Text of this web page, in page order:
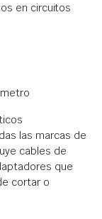
en circuitos
las marcas de
cables de
que
cortar o